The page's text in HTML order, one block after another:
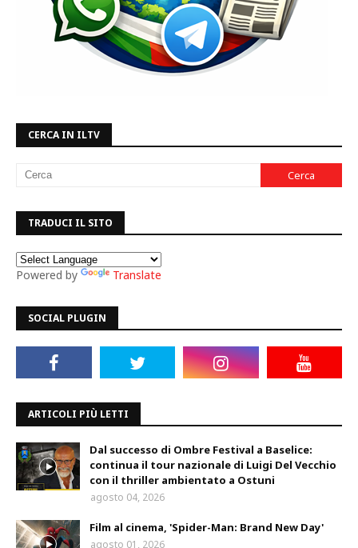
CERCA IN ILTV
TRADUCI IL SITO
Powered by Translate
SOCIAL PLUGIN
ARTICOLI PIÙ LETTI
Dal successo di Ombre Festival a Baselice:
continua il tour nazionale di Luigi Del Vecchio
con il thriller ambientato a Ostuni
agosto 04, 2026
Film al cinema, 'Spider-Man: Brand New Day'
agosto 01, 2026